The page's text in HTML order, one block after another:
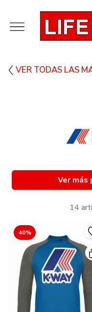
VER TODAS LAS
Ver más
14
40%